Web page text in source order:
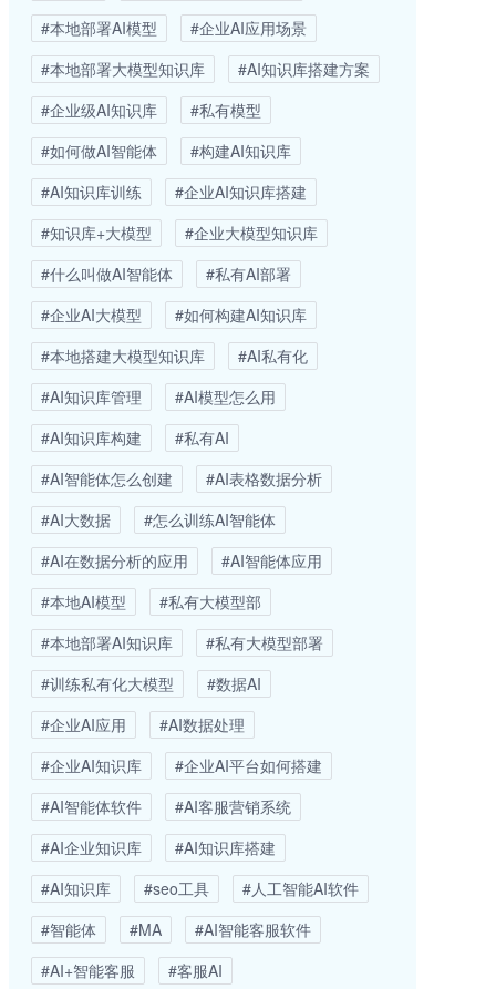
#本地部署AI模型
#企业AI应用场景
#本地部署大模型知识库
#AI知识库搭建方案
#企业级AI知识库
#私有模型
#如何做AI智能体
#构建AI知识库
#AI知识库训练
#企业AI知识库搭建
#知识库+大模型
#企业大模型知识库
#什么叫做AI智能体
#私有AI部署
#企业AI大模型
#如何构建AI知识库
#本地搭建大模型知识库
#AI私有化
#AI知识库管理
#AI模型怎么用
#AI知识库构建
#私有AI
#AI智能体怎么创建
#AI表格数据分析
#AI大数据
#怎么训练AI智能体
#AI在数据分析的应用
#AI智能体应用
#本地AI模型
#私有大模型部
#本地部署AI知识库
#私有大模型部署
#训练私有化大模型
#数据AI
#企业AI应用
#AI数据处理
#企业AI知识库
#企业AI平台如何搭建
#AI智能体软件
#AI客服营销系统
#AI企业知识库
#AI知识库搭建
#AI知识库
#seo工具
#人工智能AI软件
#智能体
#MA
#AI智能客服软件
#AI+智能客服
#客服AI